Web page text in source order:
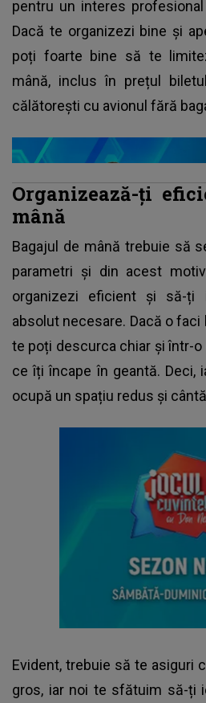
pentru un interes
Dacă te organizezi bine și
poți foarte bine să te
mână, inclus în prețul
călătorești cu avionul fără
Organizează-ți
mână
Bagajul de mână trebuie să
parametri și din acest
organizezi eficient și să-ți
absolut necesare. Dacă o
te poți descurca chiar și într-
ce îți încape în geantă. Deci,
ocupă un spațiu redus și
Evident, trebuie să te asiguri
gros, iar noi te sfătuim să-ți